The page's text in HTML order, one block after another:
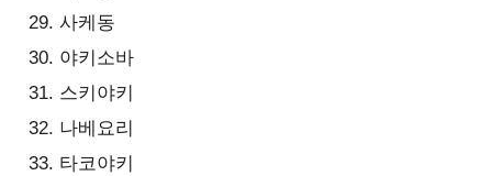
사케동
야키소바
스키야키
나베요리
타코야키